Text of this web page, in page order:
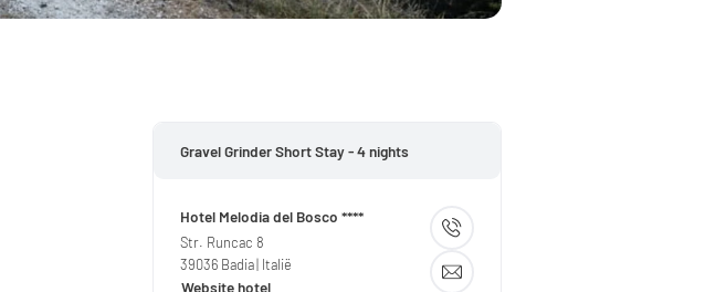
Gravel Grinder Short Stay - 4 nights
Hotel Melodia del Bosco ****
Str. Runcac 8
39036 Badia| Italië
Website hotel